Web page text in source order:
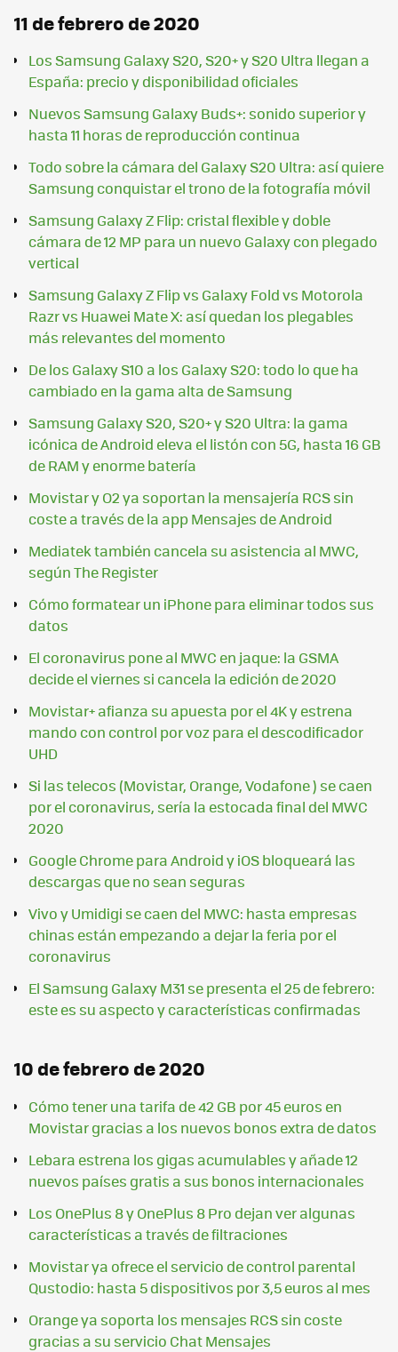
11 de febrero de 2020
Los Samsung Galaxy S20, S20+ y S20 Ultra llegan a
España: precio y disponibilidad oficiales
Nuevos Samsung Galaxy Buds+: sonido superior y
hasta 11 horas de reproducción continua
Todo sobre la cámara del Galaxy S20 Ultra: así quiere
Samsung conquistar el trono de la fotografía móvil
Samsung Galaxy Z Flip: cristal flexible y doble
cámara de 12 MP para un nuevo Galaxy con plegado
vertical
Samsung Galaxy Z Flip vs Galaxy Fold vs Motorola
Razr vs Huawei Mate X: así quedan los plegables
más relevantes del momento
De los Galaxy S10 a los Galaxy S20: todo lo que ha
cambiado en la gama alta de Samsung
Samsung Galaxy S20, S20+ y S20 Ultra: la gama
icónica de Android eleva el listón con 5G, hasta 16 GB
de RAM y enorme batería
Movistar y O2 ya soportan la mensajería RCS sin
coste a través de la app Mensajes de Android
Mediatek también cancela su asistencia al MWC,
según The Register
Cómo formatear un iPhone para eliminar todos sus
datos
El coronavirus pone al MWC en jaque: la GSMA
decide el viernes si cancela la edición de 2020
Movistar+ afianza su apuesta por el 4K y estrena
mando con control por voz para el descodificador
UHD
Si las telecos (Movistar, Orange, Vodafone ) se caen
por el coronavirus, sería la estocada final del MWC
2020
Google Chrome para Android y iOS bloqueará las
descargas que no sean seguras
Vivo y Umidigi se caen del MWC: hasta empresas
chinas están empezando a dejar la feria por el
coronavirus
El Samsung Galaxy M31 se presenta el 25 de febrero:
este es su aspecto y características confirmadas
10 de febrero de 2020
Cómo tener una tarifa de 42 GB por 45 euros en
Movistar gracias a los nuevos bonos extra de datos
Lebara estrena los gigas acumulables y añade 12
nuevos países gratis a sus bonos internacionales
Los OnePlus 8 y OnePlus 8 Pro dejan ver algunas
características a través de filtraciones
Movistar ya ofrece el servicio de control parental
Qustodio: hasta 5 dispositivos por 3,5 euros al mes
Orange ya soporta los mensajes RCS sin coste
gracias a su servicio Chat Mensajes